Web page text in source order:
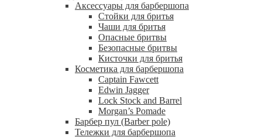
Аксессуары для барбершопа
Стойки для бритья
Чаши для бритья
Опасные бритвы
Безопасные бритвы
Кисточки для бритья
Косметика для барбершопа
Captain Fawcett
Edwin Jagger
Lock Stock and Barrel
Morgan’s Pomade
Барбер пул (Barber pole)
Тележки для барбершопа